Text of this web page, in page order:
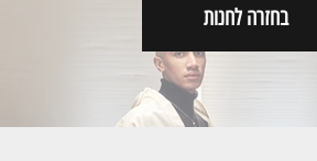
GABBA | ALEX THOR JEANS
בחזרה לחנות